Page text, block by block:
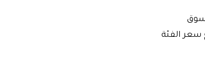
ويبلغ سعر الفئة الثانية 204200 جنية ويبلغ سعر الفئة